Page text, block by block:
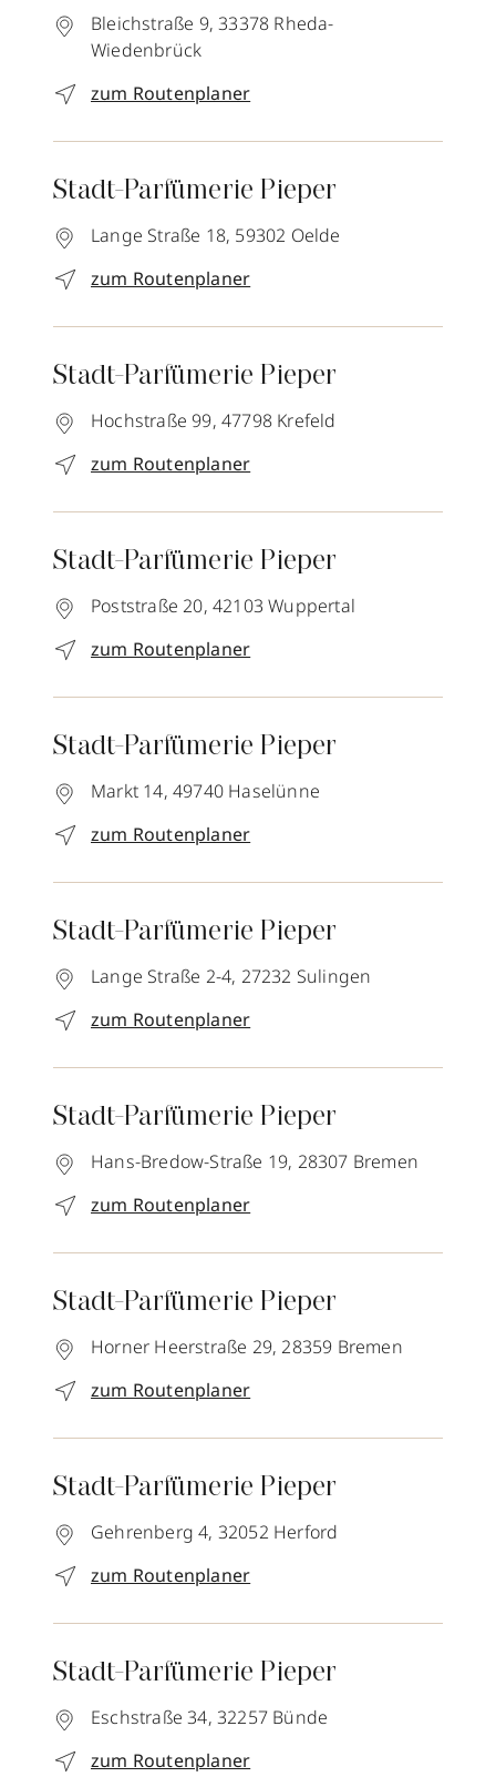
Bleichstraße 9, 33378 Rheda-
Wiedenbrück
zum Routenplaner
Stadt-Parfümerie Pieper
Lange Straße 18, 59302 Oelde
zum Routenplaner
Stadt-Parfümerie Pieper
Hochstraße 99, 47798 Krefeld
zum Routenplaner
Stadt-Parfümerie Pieper
Poststraße 20, 42103 Wuppertal
zum Routenplaner
Stadt-Parfümerie Pieper
Markt 14, 49740 Haselünne
zum Routenplaner
Stadt-Parfümerie Pieper
Lange Straße 2-4, 27232 Sulingen
zum Routenplaner
Stadt-Parfümerie Pieper
Hans-Bredow-Straße 19, 28307 Bremen
zum Routenplaner
Stadt-Parfümerie Pieper
Horner Heerstraße 29, 28359 Bremen
zum Routenplaner
Stadt-Parfümerie Pieper
Gehrenberg 4, 32052 Herford
zum Routenplaner
Stadt-Parfümerie Pieper
Eschstraße 34, 32257 Bünde
zum Routenplaner